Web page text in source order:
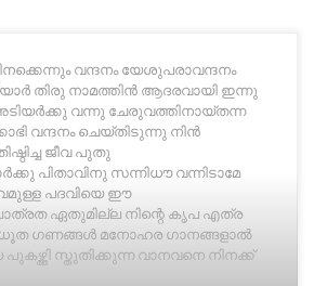
വന്ദനം യേശുപരാവന്ദനം
തിരു നാമത്തിൻ ആദരവായി ഇന്നു
വന്നു ചേരുവത്തിനായ്തന്ന
വന്ദനം ചെയ്തിടുന്നു നിൻ
ജീവ പുതു
പിതാവിനു സന്നിധൗ വന്നിടാമേ
പദവിയെ ഈ
ഏതുമില്ല നിന്റെ കൃപ എത്ര
ധൂത ഗണങ്ങൾ മനോഹര ഗാനങ്ങളാൽ
സ്തുതിക്കുന്ന വാനവനെ നിനക്ക്